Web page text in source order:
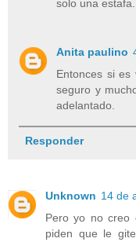
solo una estafa.
Anita paulino
Entonces si
seguro y
adelantado.
Responder
Unknown 14 de
Pero yo no creo
piden que le